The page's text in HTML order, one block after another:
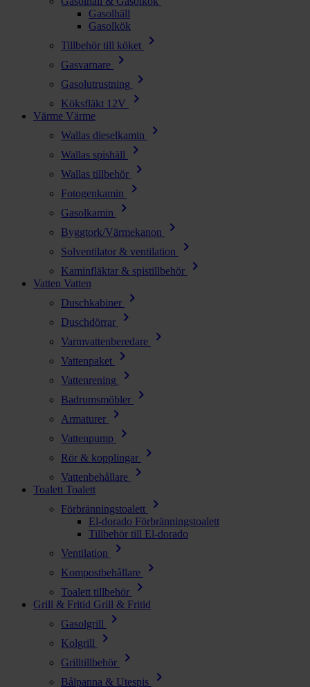
Gasolhäll
Gasolkök
Tillbehör till köket
chevron_right
Gasvarnare chevron_right
Gasolutrustning chevron_right
Köksfläkt 12V chevron_right
Värme Värme
Wallas dieselkamin
chevron_right
Wallas spishäll chevron_right
Wallas tillbehör chevron_right
Fotogenkamin chevron_right
Gasolkamin chevron_right
Byggtork/Värmekanon chevron_right
Solventilator & ventilation chevron_right
Kaminfläktar & spistillbehör chevron_right
Vatten Vatten
Duschkabiner
chevron_right
Duschdörrar chevron_right
Varmvattenberedare chevron_right
Vattenpaket chevron_right
Vattenrening chevron_right
Badrumsmöbler chevron_right
Armaturer chevron_right
Vattenpump chevron_right
Rör & kopplingar chevron_right
Vattenbehållare chevron_right
Toalett Toalett
Förbränningstoalett
chevron_right
El-dorado Förbränningstoalett
Tillbehör till El-dorado
Ventilation
chevron_right
Kompostbehållare chevron_right
Toalett tillbehör chevron_right
Grill & Fritid Grill & Fritid
Gasolgrill
chevron_right
Kolgrill chevron_right
Grilltillbehör chevron_right
Bålpanna & Utespis chevron_right